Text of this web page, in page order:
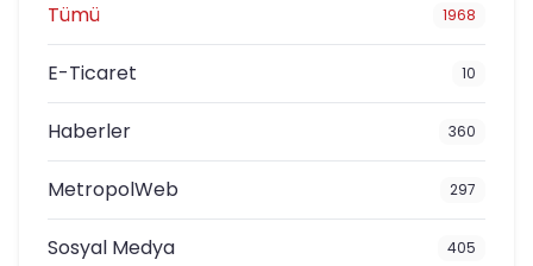
Tümü 1968
E-Ticaret 10
Haberler 360
MetropolWeb 297
Sosyal Medya 405